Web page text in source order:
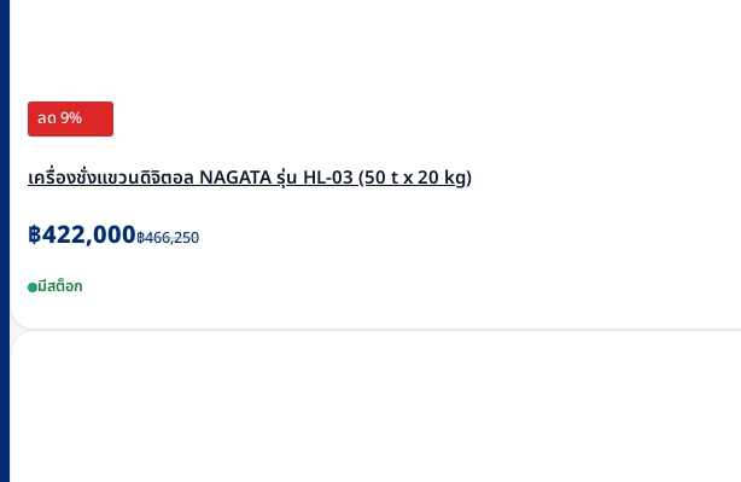
ลด 9%
เครื่องชั่งแขวนดิจิตอล NAGATA รุ่น HL-03 (50 t x 20 kg)
฿466,250
Original
price
was:
฿466,250.
฿422,000
Current
price
is:
฿422,000.
มีสต็อก